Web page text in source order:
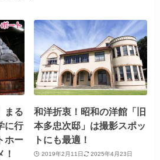
まる
に行
ホー
和洋折衷！昭和の洋館「旧
本多忠次邸」は撮影スポッ
トにも最適！
2019年2月11日 2025年4月23日